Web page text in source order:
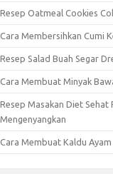
Resep Oatmeal Cookies
Cara Membersihkan Cumi
Resep Salad Buah Segar
Cara Membuat Minyak
Resep Masakan Diet
Mengenyangkan
Cara Membuat Kaldu